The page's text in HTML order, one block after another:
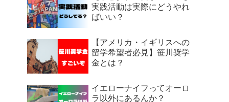
実践活動は実際にどうやれ
ばいい？
【アメリカ・イギリスへの
留学希望者必見】笹川奨学
金とは？
イエローナイフってオーロ
ラ以外にあるんか？